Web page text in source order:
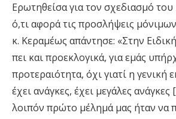
Ερωτηθείσα για τον σχεδιασμό
ό,τι αφορά τις προσλήψεις
κ. Κεραμέως απάντησε: «Στην
πει και προεκλογικά, για εμάς
προτεραιότητα, όχι γιατί η γενική
έχει ανάγκες, έχει μεγάλες
λοιπόν πρώτο μέλημά μας ήταν να